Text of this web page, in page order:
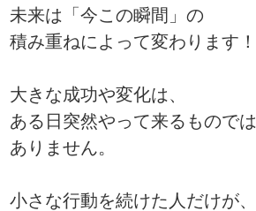
未来は「今この瞬間」の
積み重ねによって変わります！
大きな成功や変化は、
ある日突然やって来るものでは
ありません。
小さな行動を続けた人だけが、